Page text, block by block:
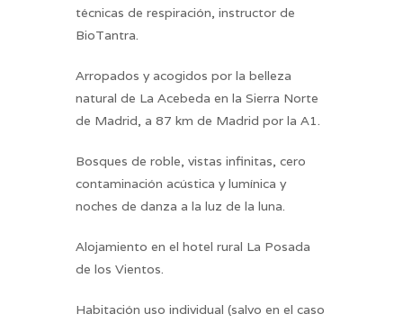
técnicas de respiración, instructor de
BioTantra.
Arropados y acogidos por la belleza
natural de La Acebeda en la Sierra Norte
de Madrid, a 87 km de Madrid por la A1.
Bosques de roble, vistas infinitas, cero
contaminación acústica y lumínica y
noches de danza a la luz de la luna.
Alojamiento en el hotel rural La Posada
de los Vientos.
Habitación uso individual (salvo en el caso